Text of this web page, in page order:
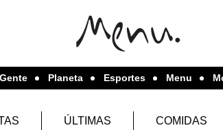
Gente Planeta Esportes Menu
ÚLTIMAS COMIDAS